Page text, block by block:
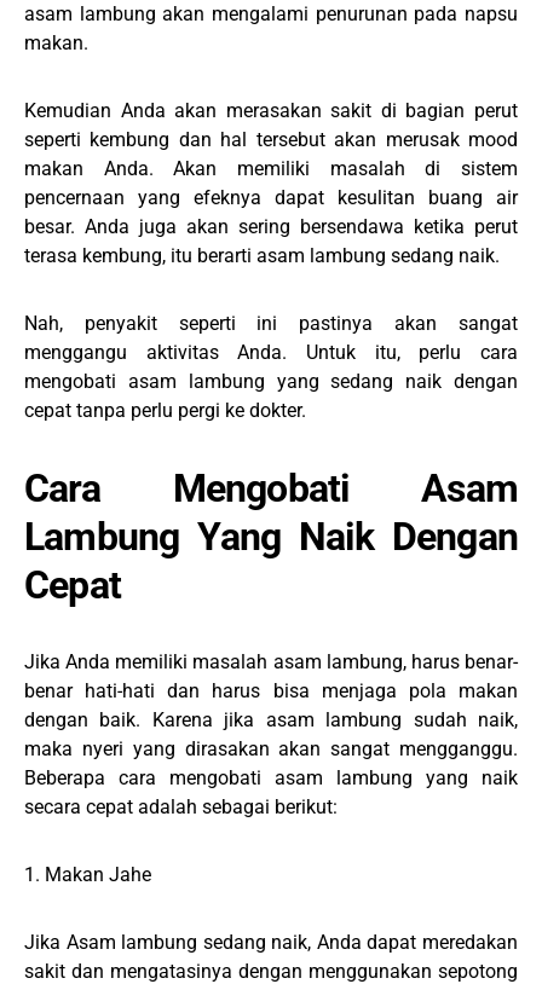
asam lambung akan mengalami penurunan pada napsu
makan.
Kemudian Anda akan merasakan sakit di bagian perut
seperti kembung dan hal tersebut akan merusak mood
makan Anda. Akan memiliki masalah di sistem
pencernaan yang efeknya dapat kesulitan buang air
besar. Anda juga akan sering bersendawa ketika perut
terasa kembung, itu berarti asam lambung sedang naik.
Nah, penyakit seperti ini pastinya akan sangat
menggangu aktivitas Anda. Untuk itu, perlu cara
mengobati asam lambung yang sedang naik dengan
cepat tanpa perlu pergi ke dokter.
Cara Mengobati Asam
Lambung Yang Naik Dengan
Cepat
Jika Anda memiliki masalah asam lambung, harus benar-
benar hati-hati dan harus bisa menjaga pola makan
dengan baik. Karena jika asam lambung sudah naik,
maka nyeri yang dirasakan akan sangat mengganggu.
Beberapa cara mengobati asam lambung yang naik
secara cepat adalah sebagai berikut:
1. Makan Jahe
Jika Asam lambung sedang naik, Anda dapat meredakan
sakit dan mengatasinya dengan menggunakan sepotong